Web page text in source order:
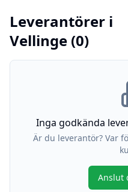
Leverantörer i
Vellinge (0)
Inga godkända
Är du leverantör? Var
Anslut